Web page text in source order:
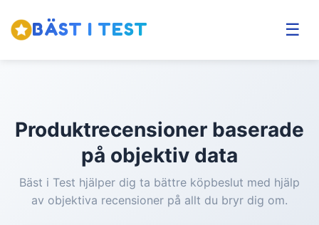
BÄST I TEST ☰
Produktrecensioner baserade
på objektiv data
Bäst i Test hjälper dig ta bättre köpbeslut med hjälp
av objektiva recensioner på allt du bryr dig om.